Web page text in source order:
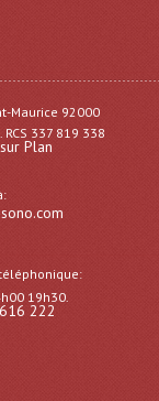
Consoles Sono Et Studio
Consoles Amplifiées
Boules À Facettes
Maurice 92000
RCS 337 819 338
Plan
19h30.
222